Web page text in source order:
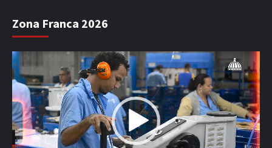
Zona Franca 2026
Reproductor
de
vídeo